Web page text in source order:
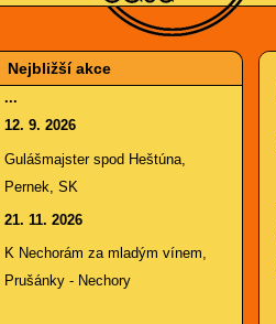
STARÝCH
Nejbližší akce
...
12. 9. 2026
Gulášmajster spod Heštúna,
Pernek, SK
21. 11. 2026
K Nechorám za mladým vínem,
Prušánky - Nechory